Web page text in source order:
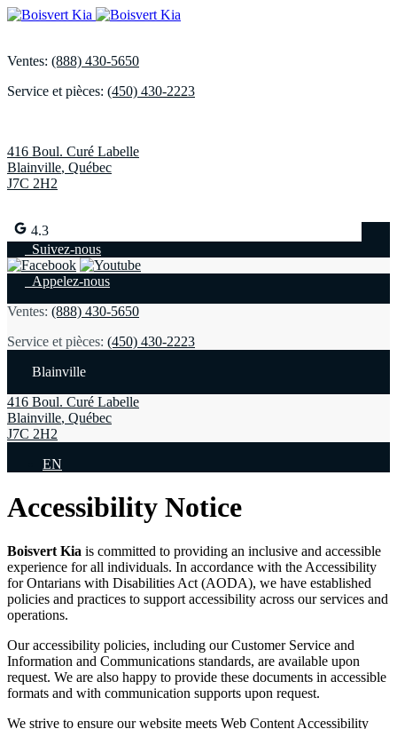
Ventes: (888) 430-5650
Service et pièces: (450) 430-2223
416 Boul. Curé Labelle
Blainville, Québec
J7C 2H2
4.3
Suivez-nous
Appelez-nous
Ventes: (888) 430-5650
Service et pièces: (450) 430-2223
Blainville
416 Boul. Curé Labelle
Blainville, Québec
J7C 2H2
EN
Accessibility Notice
Boisvert Kia is committed to providing an inclusive and accessible
experience for all individuals. In accordance with the Accessibility
for Ontarians with Disabilities Act (AODA), we have established
policies and practices to support accessibility across our services and
operations.
Our accessibility policies, including our Customer Service and
Information and Communications standards, are available upon
request. We are also happy to provide these documents in accessible
formats and with communication supports upon request.
We strive to ensure our website meets Web Content Accessibility